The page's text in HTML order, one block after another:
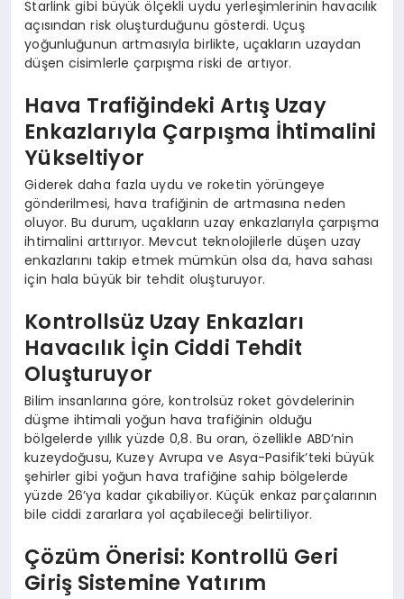
Starlink gibi büyük ölçekli uydu yerleşimlerinin havacılık
açısından risk oluşturduğunu gösterdi. Uçuş
yoğunluğunun artmasıyla birlikte, uçakların uzaydan
düşen cisimlerle çarpışma riski de artıyor.
Hava Trafiğindeki Artış Uzay
Enkazlarıyla Çarpışma İhtimalini
Yükseltiyor
Giderek daha fazla uydu ve roketin yörüngeye
gönderilmesi, hava trafiğinin de artmasına neden
oluyor. Bu durum, uçakların uzay enkazlarıyla çarpışma
ihtimalini arttırıyor. Mevcut teknolojilerle düşen uzay
enkazlarını takip etmek mümkün olsa da, hava sahası
için hala büyük bir tehdit oluşturuyor.
Kontrollsüz Uzay Enkazları
Havacılık İçin Ciddi Tehdit
Oluşturuyor
Bilim insanlarına göre, kontrolsüz roket gövdelerinin
düşme ihtimali yoğun hava trafiğinin olduğu
bölgelerde yıllık yüzde 0,8. Bu oran, özellikle ABD’nin
kuzeydoğusu, Kuzey Avrupa ve Asya-Pasifik’teki büyük
şehirler gibi yoğun hava trafiğine sahip bölgelerde
yüzde 26’ya kadar çıkabiliyor. Küçük enkaz parçalarının
bile ciddi zararlara yol açabileceği belirtiliyor.
Çözüm Önerisi: Kontrollü Geri
Giriş Sistemine Yatırım